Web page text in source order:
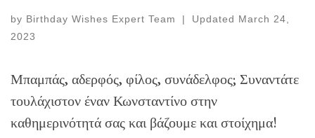
by Birthday Wishes Expert Team | Updated March 24,
2023
Μπαμπάς, αδερφός, φίλος, συνάδελφος; Συναντάτε
τουλάχιστον έναν Κωνσταντίνο στην
καθημερινότητά σας και βάζουμε και στοίχημα!